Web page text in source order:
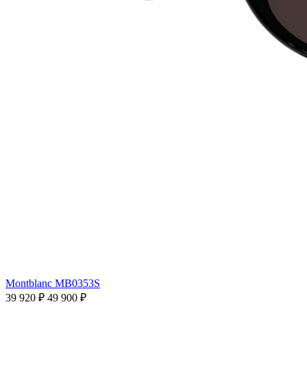
Montblanc MB0353S
39 920 ₽ 49 900 ₽